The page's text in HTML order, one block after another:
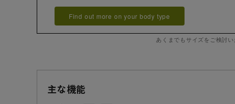
Find out more on your body type
あくまでもサイズをご検討
主な機能